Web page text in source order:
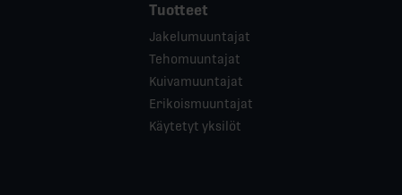
Tuotteet
Jakelumuuntajat
Tehomuuntajat
Kuivamuuntajat
Erikoismuuntajat
Käytetyt yksilöt